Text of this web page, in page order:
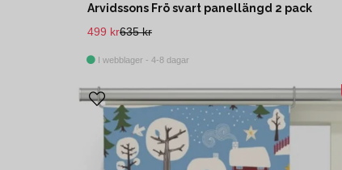
Arvidssons Frö svart panellängd 2 pack
635 kr
499 kr
I webblager - 4-8 dagar